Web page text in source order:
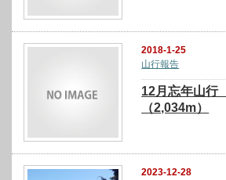
2018-1-25
山行報告
12月忘年山
（2,034m）
2023-12-28